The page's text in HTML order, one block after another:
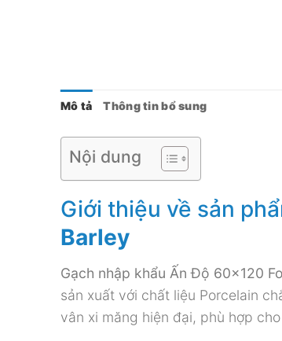
Mô tả Thông tin bổ sung
Nội dung
Giới thiệu về sản
Barley
Gạch nhập khẩu Ấn Độ 60×120
sản xuất với chất liệu Porcelain
vân xi măng hiện đại, phù hợp